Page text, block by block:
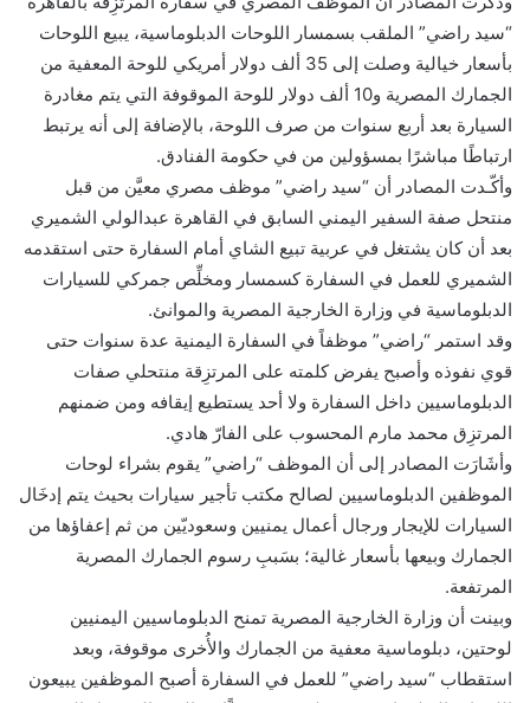
“سيد راضي” الملقب بسمسار اللوحات الدبلوماسية، يبيع اللوحات
بأسعار خيالية وصلت إلى 35 ألف دولار أمريكي للوحة المعفية من
الجمارك المصرية و10 ألف دولار للوحة الموقوفة التي يتم مغادرة
السيارة بعد أربع سنوات من صرف اللوحة، بالإضافة إلى أنه يرتبط
ارتباطًا مباشرًا بمسؤولين من في حكومة الفنادق.
وأكّـدت المصادر أن “سيد راضي” موظف مصري معيَّن من قبل
منتحل صفة السفير اليمني السابق في القاهرة عبدالولي الشميري
بعد أن كان يشتغل في عربية تبيع الشاي أمام السفارة حتى استقدمه
الشميري للعمل في السفارة كسمسار ومخلِّص جمركي للسيارات
الدبلوماسية في وزارة الخارجية المصرية والموانئ.
وقد استمر “راضي” موظفاً في السفارة اليمنية عدة سنوات حتى
قوي نفوذه وأصبح يفرض كلمته على المرتزِقة منتحلي صفات
الدبلوماسيين داخل السفارة ولا أحد يستطيع إيقافه ومن ضمنهم
المرتزِق محمد مارم المحسوب على الفارّ هادي.
وأشَارَت المصادر إلى أن الموظف “راضي” يقوم بشراء لوحات
الموظفين الدبلوماسيين لصالح مكتب تأجير سيارات بحيث يتم إدخَال
السيارات للإيجار ورجال أعمال يمنيين وسعوديّين من ثم إعفاؤها من
الجمارك وبيعها بأسعار غالية؛ بسَببِ رسوم الجمارك المصرية
المرتفعة.
وبينت أن وزارة الخارجية المصرية تمنح الدبلوماسيين اليمنيين
لوحتين، دبلوماسية معفية من الجمارك والأُخرى موقوفة، وبعد
استقطاب “سيد راضي” للعمل في السفارة أصبح الموظفين يبيعون